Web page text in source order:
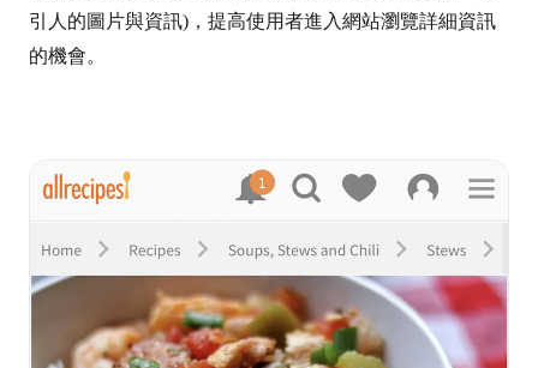
引人的圖片與資訊)，提高使用者進入網站瀏覽詳細資訊
的機會。